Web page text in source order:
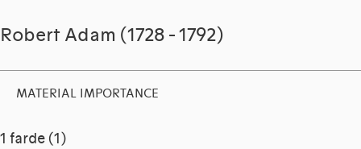
Robert Adam (1728 - 1792)
MATERIAL IMPORTANCE
1 farde (1)